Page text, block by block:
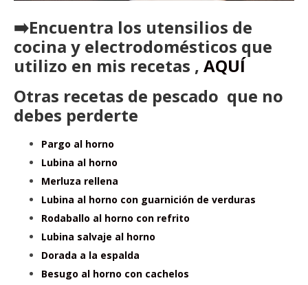
➡️Encuentra los utensilios de
cocina y electrodomésticos que
utilizo en mis recetas , AQUÍ
Otras recetas de pescado que no
debes perderte
Pargo al horno
Lubina al horno
Merluza rellena
Lubina al horno con guarnición de verduras
Rodaballo al horno con refrito
Lubina salvaje al horno
Dorada a la espalda
Besugo al horno con cachelos